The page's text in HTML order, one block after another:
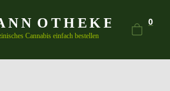
0